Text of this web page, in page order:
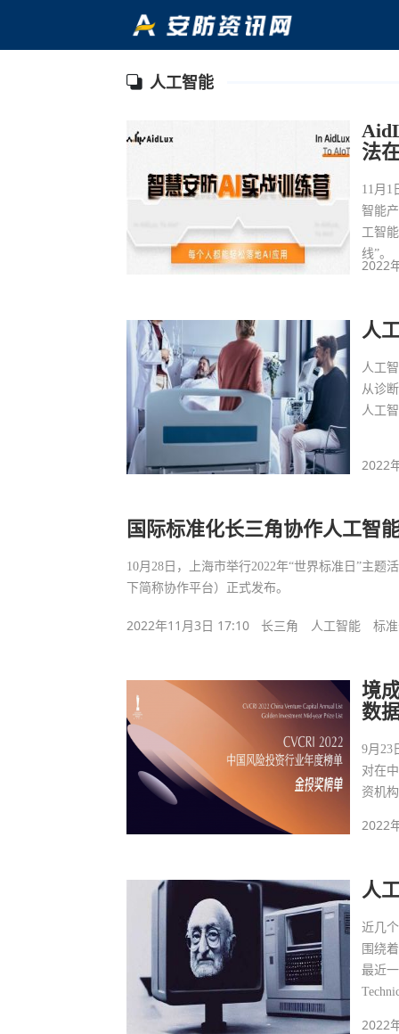
人工智能
法
11月
智能
工智
线”。
2022
人
人工
从诊
人工
2022
国际标准化长三角协作人工智
10月28日，上海市举行2022年“世界标准日”主
下简称协作平台）正式发布。
2022年11月3日 17:10 长三角 人工智能 标
境
数
9月23
对在
资机
2022
人
近几
围绕
最近
2022